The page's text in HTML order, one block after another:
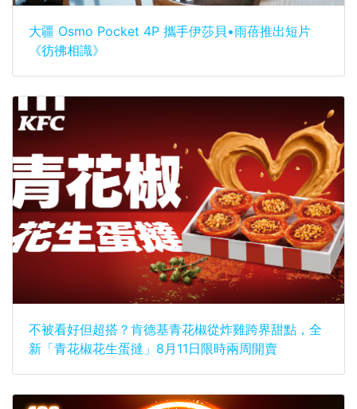
大疆 Osmo Pocket 4P 攜手伊莎貝•雨蓓推出短片
《彷彿相識》
不被看好但超搭？肯德基青花椒從炸雞跨界甜點，全
新「青花椒花生蛋撻」8月11日限時兩周開賣